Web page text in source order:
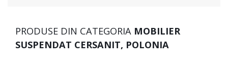
PRODUSE DIN CATEGORIA MOBILIER
SUSPENDAT CERSANIT, POLONIA